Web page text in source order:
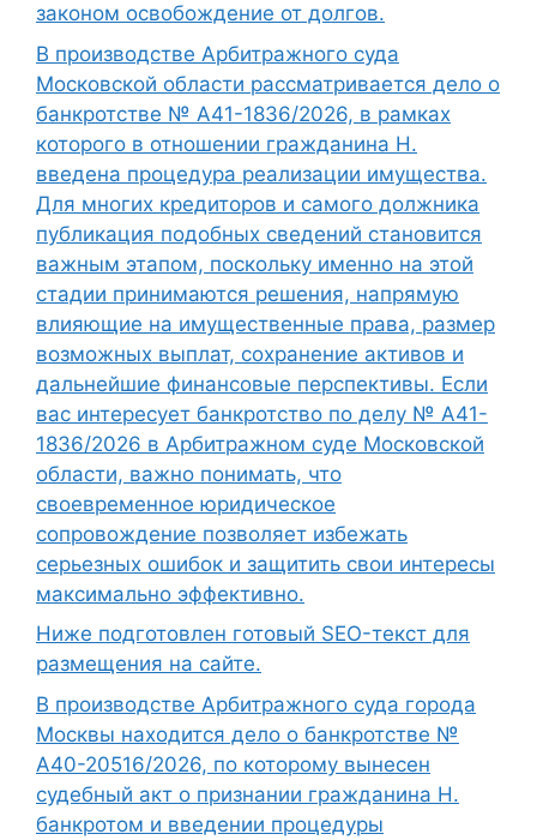
законом освобождение от долгов.
В производстве Арбитражного суда
Московской области рассматривается дело о
банкротстве № А41-1836/2026, в рамках
которого в отношении гражданина Н.
введена процедура реализации имущества.
Для многих кредиторов и самого должника
публикация подобных сведений становится
важным этапом, поскольку именно на этой
стадии принимаются решения, напрямую
влияющие на имущественные права, размер
возможных выплат, сохранение активов и
дальнейшие финансовые перспективы. Если
вас интересует банкротство по делу № А41-
1836/2026 в Арбитражном суде Московской
области, важно понимать, что
своевременное юридическое
сопровождение позволяет избежать
серьезных ошибок и защитить свои интересы
максимально эффективно.
Ниже подготовлен готовый SEO-текст для
размещения на сайте.
В производстве Арбитражного суда города
Москвы находится дело о банкротстве №
А40-20516/2026, по которому вынесен
судебный акт о признании гражданина Н.
банкротом и введении процедуры